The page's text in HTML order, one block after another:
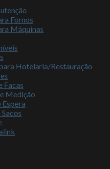
Fornos
Máquinas
Hotelaria/Restauração
Facas
Medição
Espera